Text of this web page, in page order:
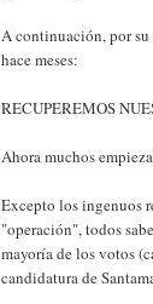
A continuación, por
hace meses:
RECUPEREMOS
Ahora muchos
Excepto los ingenuos
"operación", todos
mayoría de los votos
candidatura de